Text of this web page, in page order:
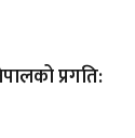
प्रगति: